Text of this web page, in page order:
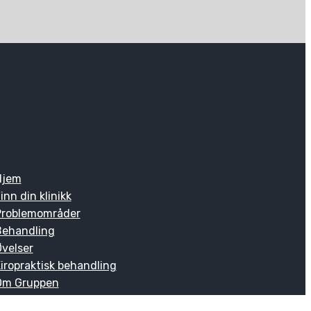
din klinikk
behandling
Gruppen